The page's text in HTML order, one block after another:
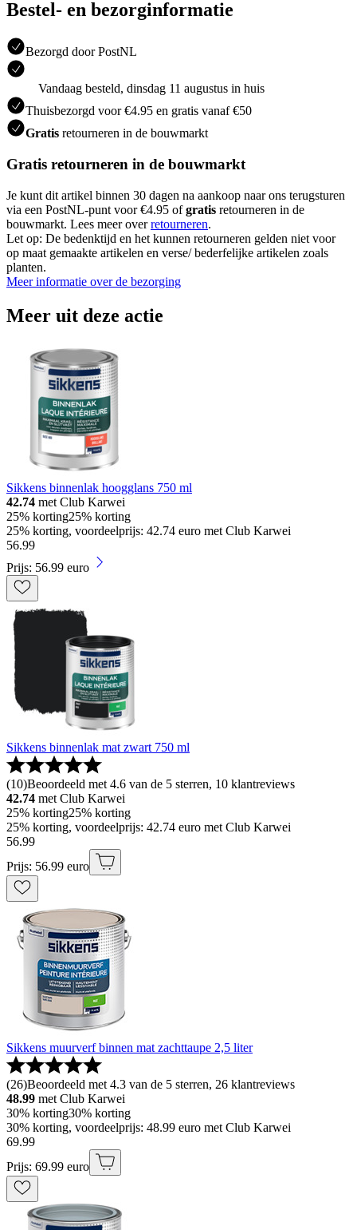
Bestel- en bezorginformatie
Bezorgd door PostNL
Vandaag besteld, dinsdag 11 augustus in huis
Thuisbezorgd voor €4.95 en gratis vanaf €50
Gratis retourneren in de bouwmarkt
Gratis retourneren in de bouwmarkt
Je kunt dit artikel binnen 30 dagen na aankoop naar ons terugsturen
via een PostNL-punt voor €4.95 ofgratis retourneren in de
bouwmarkt. Lees meer overretourneren.
Let op: De bedenktijd en het kunnen retourneren gelden niet voor
op maat gemaakte artikelen en verse/ bederfelijke artikelen zoals
planten.
Meer informatie over de bezorging
Meer uit deze actie
Sikkens binnenlak hoogglans 750 ml
42.74 met Club Karwei
25% korting25% korting
25% korting, voordeelprijs: 42.74 euro met Club Karwei
56.99
Prijs: 56.99 euro
Sikkens binnenlak mat zwart 750 ml
(10)Beoordeeld met 4.6 van de 5 sterren, 10 klantreviews
42.74 met Club Karwei
25% korting25% korting
25% korting, voordeelprijs: 42.74 euro met Club Karwei
56.99
Prijs: 56.99 euro
Sikkens muurverf binnen mat zachttaupe 2,5 liter
(26)Beoordeeld met 4.3 van de 5 sterren, 26 klantreviews
48.99 met Club Karwei
30% korting30% korting
30% korting, voordeelprijs: 48.99 euro met Club Karwei
69.99
Prijs: 69.99 euro